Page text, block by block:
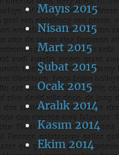
Mayıs 2015
Nisan 2015
Mart 2015
Şubat 2015
Ocak 2015
Aralık 2014
Kasım 2014
Ekim 2014